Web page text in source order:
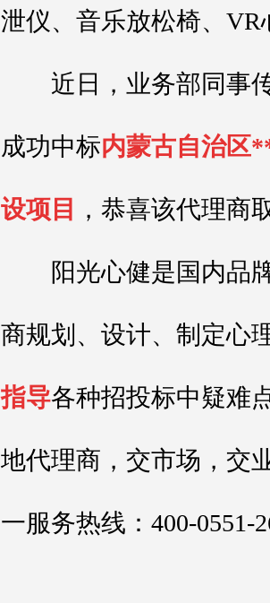
泄仪、音乐放松椅、VR
近日，业务部同事传
成功中标内蒙古自治区
设项目 ，恭喜该代理商
阳光心健是国内品牌
商规划、设计、制定心
指导各种招投标中疑难
地代理商，交市场，交
一服务热线：400-0551-